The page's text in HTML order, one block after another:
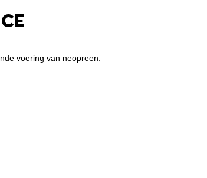
voering van neopreen.